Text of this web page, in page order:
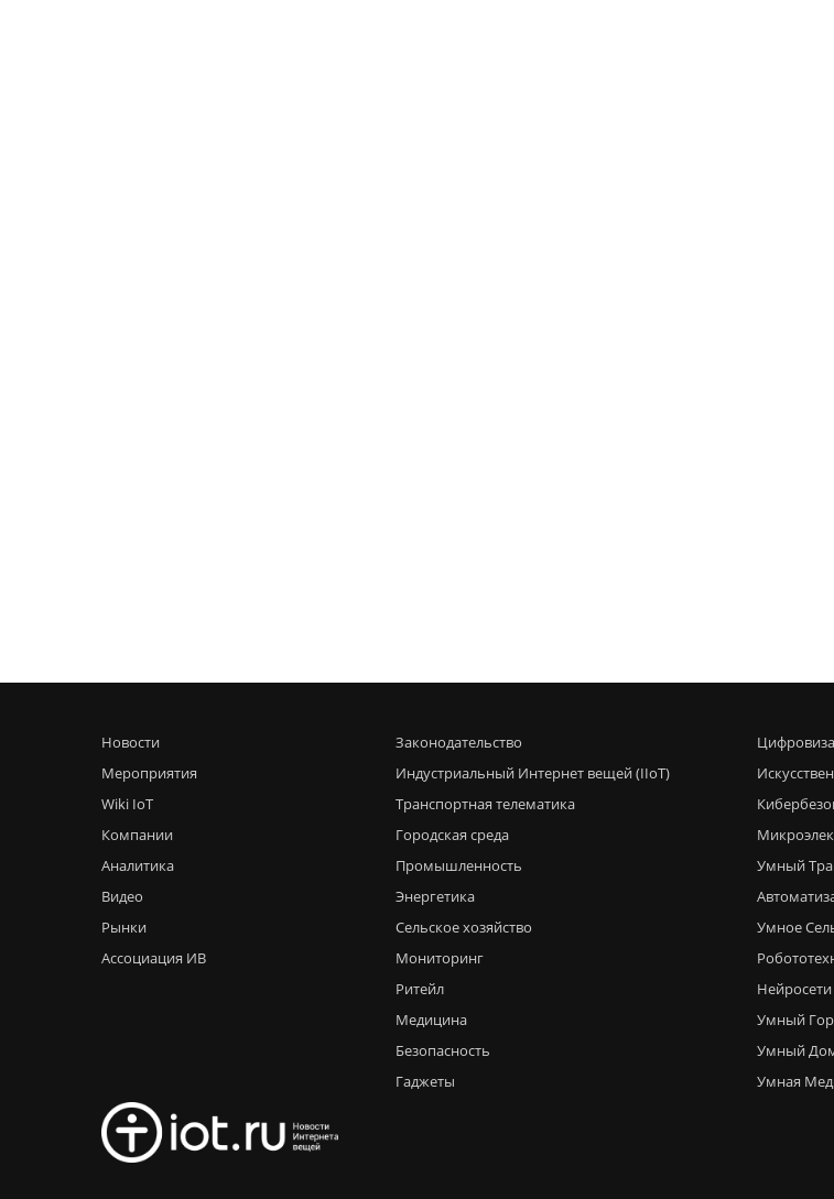
Новости
Мероприятия
Wiki IoT
Компании
Аналитика
Видео
Рынки
Ассоциация ИВ
Законодательство
Индустриальный Интернет вещей (IIoT)
Транспортная телематика
Городская среда
Промышленность
Энергетика
Сельское хозяйство
Мониторинг
Ритейл
Медицина
Безопасность
Гаджеты
Умный
Умное
Нейросети
Умный
Умный
Умная